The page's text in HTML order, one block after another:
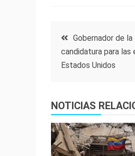
Navegación
de
Gobernador de
candidatura para
Estados Unidos
NOTICIAS